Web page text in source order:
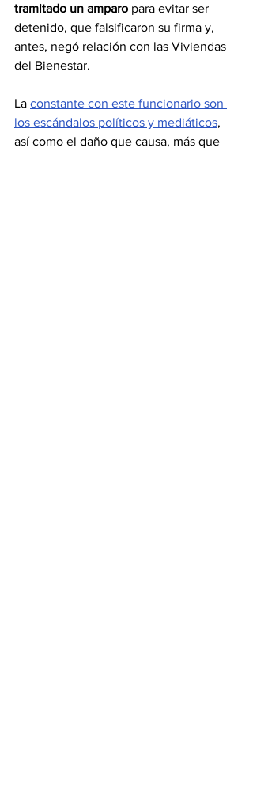
tramitado un amparo para evitar ser
detenido, que falsificaron su firma y,
antes, negó relación con las Viviendas
del Bienestar.
La constante con este funcionario son
los escándalos políticos y mediáticos,
así como el daño que causa, más que